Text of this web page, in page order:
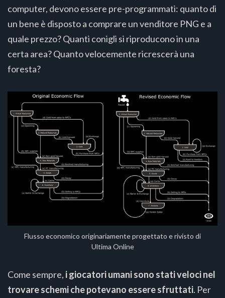
computer, devono essere pre-programmati: quanto di
un bene è disposto a comprare un venditore PNG e a
quale prezzo? Quanti conigli si riproducono in una
certa area? Quanto velocemente ricrescerà una
foresta?
Flusso economico originariamente progettato e rivisto di
Ultima Online
Come sempre, i giocatori umani sono stati veloci nel
trovare schemi che potevano essere sfruttati. Per